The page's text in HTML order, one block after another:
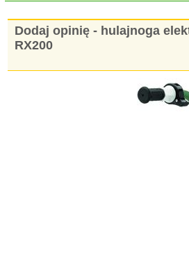
Dodaj opinię - hulajnoga
RX200